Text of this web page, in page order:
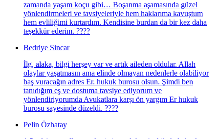
zamanda yaşam koçu gibi… Boşanma aşamasında güzel
yönlendirmeleri ve tavsiyeleriyle hem haklarıma kavuştum
hem evliliğimi kurtardım. Kendisine burdan da bir kez daha
teşekkür ederim. ????
Bedriye Sincar
İlg, alaka, bilgi herşey var ve artık aileden oldular. Allah
olaylar yaşatmasın ama elinde olmayan nedenlerle olabiliyor
baş vuracağın adres Er. hukuk burosu olsun. Şimdi ben
tanıdığım eş ve dostuma tavsiye ediyorum ve
yönlendiriyorumda Avukatlara karşı ön yargım Er hukuk
burosu sayesinde düzeldi. ????
Pelin Özhatay